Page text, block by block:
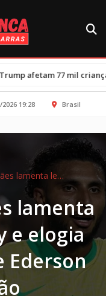
•Trégua entre
19:28 Brasil
Bruno Guimarães lamenta lesão de Wesley e elogia versatilidade de Ederson na seleção
lamenta
e elogia
Ederson